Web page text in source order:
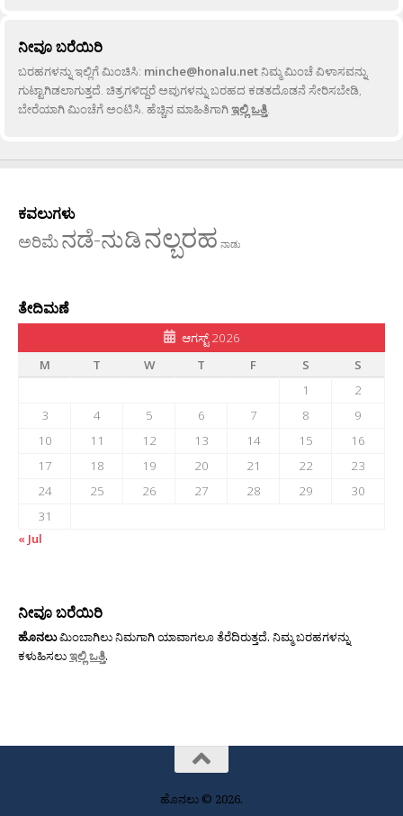
ನೀವೂ ಬರೆಯಿರಿ
ಬರಹಗಳನ್ನು ಇಲ್ಲಿಗೆ ಮಿಂಚಿಸಿ: minche@honalu.netನಿಮ್ಮ ಮಿಂಚೆ ವಿಳಾಸವನ್ನು
ಗುಟ್ಟಾಗಿಡಲಾಗುತ್ತದೆ. ಚಿತ್ರಗಳಿದ್ದರೆ ಅವುಗಳನ್ನು ಬರಹದ ಕಡತದೊಡನೆ ಸೇರಿಸಬೇಡಿ,
ಬೇರೆಯಾಗಿ ಮಿಂಚೆಗೆ ಅಂಟಿಸಿ. ಹೆಚ್ಚಿನ ಮಾಹಿತಿಗಾಗಿಇಲ್ಲಿ ಒತ್ತಿ.
ಕವಲುಗಳು
ಅರಿಮೆನಡೆ-ನುಡಿನಲ್ಬರಹ ನಾಡು
ತೇದಿಮಣೆ
ಆಗಸ್ಟ್ 2026
M
T W T F S
S
1
2
3
4 5 6 7 8
9
10
11 12 13 14 15
16
17
18 19 20 21 22
23
24
25 26 27 28 29
30
31
« Jul
ನೀವೂ ಬರೆಯಿರಿ
ಹೊನಲುಮಿಂಬಾಗಿಲು ನಿಮಗಾಗಿ ಯಾವಾಗಲೂ ತೆರೆದಿರುತ್ತದೆ. ನಿಮ್ಮ ಬರಹಗಳನ್ನು
ಕಳುಹಿಸಲುಇಲ್ಲಿ ಒತ್ತಿ.
ಹೊನಲು © 2026.